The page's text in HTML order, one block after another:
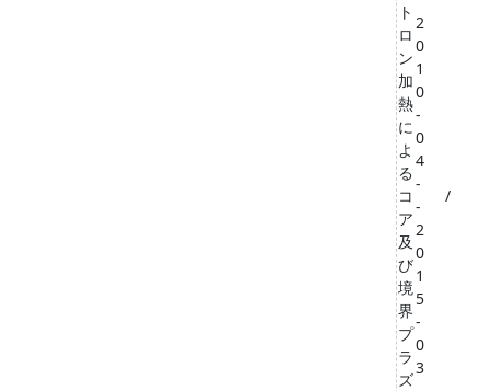
ト
ロ
ン
加
熱
に
よ
る
コ
ア
及
び
境
界
プ
ラ
ズ
2
0
1
0
-
0
4
-
-
2
0
1
5
-
0
3
/